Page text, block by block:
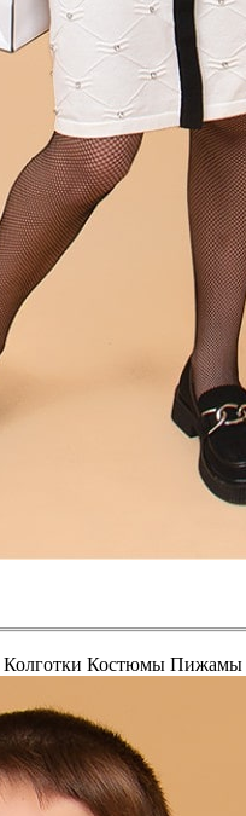
Колготки Костюмы Пижамы